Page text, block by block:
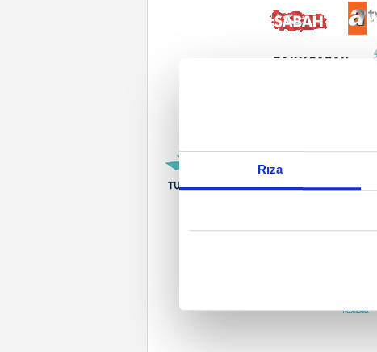
Rıza
Reddet